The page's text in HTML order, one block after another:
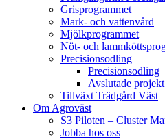
Grisprogrammet
Mark- och vattenvård
Mjölkprogrammet
Nöt- och
Precisionsodling
Precisionsodling
Avslutade
Tillväxt Trädgård Väst
Om Agroväst
S3 Piloten – Cluster
Jobba hos oss